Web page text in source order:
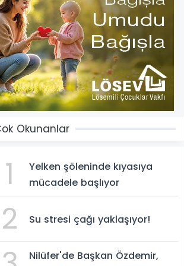
Okunanlar
1
Yelken şöleninde kıyasıya
mücadele başlıyor
2 Su stresi çağı yaklaşıyor!
Nilüfer'de Başkan Özdemir,